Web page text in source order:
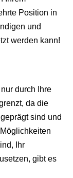
Position in
und
werden kann!
durch Ihre
da die
sind und
Ihr
gibt es